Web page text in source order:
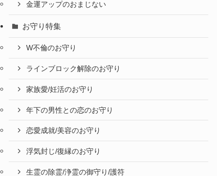
金運アップのおまじない
お守り特集
W不倫のお守り
ラインブロック解除のお守り
家族愛/妊活のお守り
年下の男性との恋のお守り
恋愛成就/美容のお守り
浮気封じ/復縁のお守り
生霊の除霊/浄霊の御守り/護符